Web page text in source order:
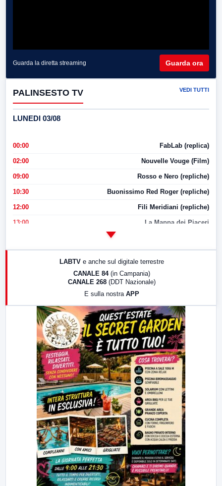
Guarda la diretta streaming Guarda ora
PALINSESTO TV VEDI TUTTI
LUNEDI 03/08
00:00 FabLab (replica)
02:00 Nouvelle Vouge (Film)
09:00 Rosso e Nero (repliche)
10:30 Buonissimo Red Roger (repliche)
12:00 Fili Meridiani (repliche)
13:00 La Mappa dei Piaceri
LabNews (replica)
LABTV e anche sul digitale terrestre
CANALE 84 (in Campania)
CANALE 268 (DDT Nazionale)
E sulla nostra APP